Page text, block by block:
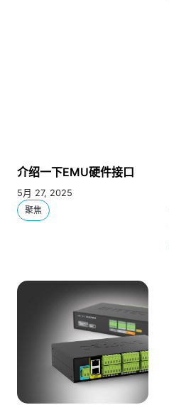
介绍一下EMU硬件接口
5月 27, 2025
聚焦